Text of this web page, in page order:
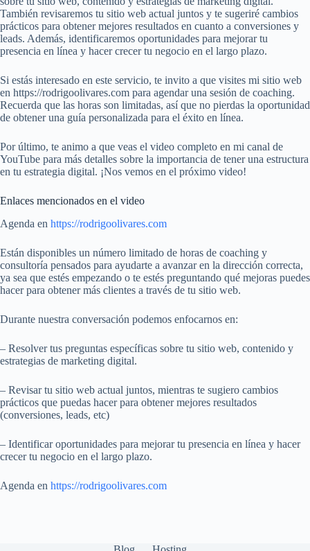
También revisaremos tu sitio web actual juntos y te sugeriré cambios
prácticos para obtener mejores resultados en cuanto a conversiones y
leads. Además, identificaremos oportunidades para mejorar tu
presencia en línea y hacer crecer tu negocio en el largo plazo.
Si estás interesado en este servicio, te invito a que visites mi sitio web
en https://rodrigoolivares.com para agendar una sesión de coaching.
Recuerda que las horas son limitadas, así que no pierdas la oportunidad
de obtener una guía personalizada para el éxito en línea.
Por último, te animo a que veas el video completo en mi canal de
YouTube para más detalles sobre la importancia de tener una estructura
en tu estrategia digital. ¡Nos vemos en el próximo video!
Enlaces mencionados en el video
Agenda en https://rodrigoolivares.com
Están disponibles un número limitado de horas de coaching y
consultoría pensados para ayudarte a avanzar en la dirección correcta,
ya sea que estés empezando o te estés preguntando qué mejoras puedes
hacer para obtener más clientes a través de tu sitio web.
Durante nuestra conversación podemos enfocarnos en:
– Resolver tus preguntas específicas sobre tu sitio web, contenido y
estrategias de marketing digital.
– Revisar tu sitio web actual juntos, mientras te sugiero cambios
prácticos que puedas hacer para obtener mejores resultados
(conversiones, leads, etc)
– Identificar oportunidades para mejorar tu presencia en línea y hacer
crecer tu negocio en el largo plazo.
Agenda en https://rodrigoolivares.com